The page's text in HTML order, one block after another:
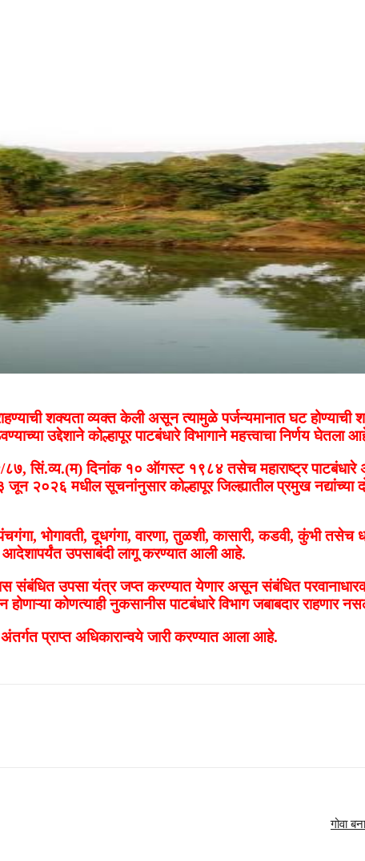
शक्यता व्यक्त केली असून त्यामुळे पर्जन्यमानात घट होण्याची
उद्देशाने कोल्हापूर पाटबंधारे विभागाने महत्त्वाचा निर्णय घेतला
८७, सिं.व्य.(म) दिनांक १० ऑगस्ट १९८४ तसेच महाराष्ट्र
मधील सूचनांनुसार कोल्हापूर जिल्ह्यातील प्रमुख नद्यांच्या
भोगावती, दूधगंगा, वारणा, तुळशी, कासारी, कडवी, कुंभी तसेच
उपसाबंदी लागू करण्यात आली आहे.
उपसा यंत्र जप्त करण्यात येणार असून संबंधित
होणाऱ्या कोणत्याही नुकसानीस पाटबंधारे विभाग जबाबदार
प्राप्त अधिकारान्वये जारी करण्यात आला आहे.
गोवा